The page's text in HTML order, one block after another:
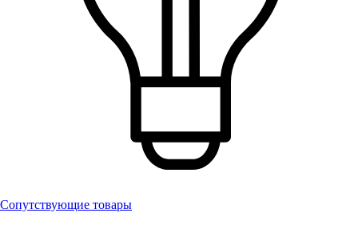
Сопутствующие товары